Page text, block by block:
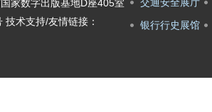
家数字出版基地D座405室
技术支持/友情链接：
银行行史展馆